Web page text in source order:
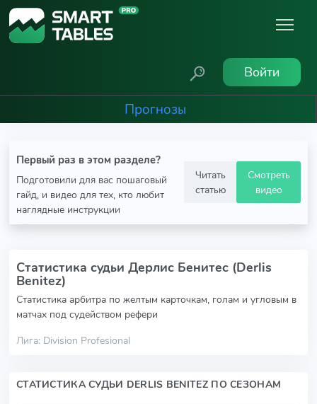
Войти
Прогнозы
Первый раз в этом разделе?
Подготовили для вас пошаговый
гайд, и видео для тех, кто любит
наглядные инструкции
Читать
статью
Смотреть
видео
Статистика судьи Дерлис Бенитес (Derlis
Benitez)
Статистика арбитра по желтым карточкам, голам и угловым в
матчах под судейством рефери
Лига: Division Profesional
СТАТИСТИКА СУДЬИ DERLIS BENITEZ ПО СЕЗОНАМ